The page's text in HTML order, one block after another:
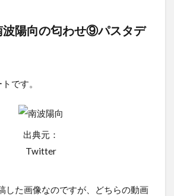
波陽向の匂わせ⑨パスタデ
です。
出典元：
Twitter
した画像なのですが、どちらの動画